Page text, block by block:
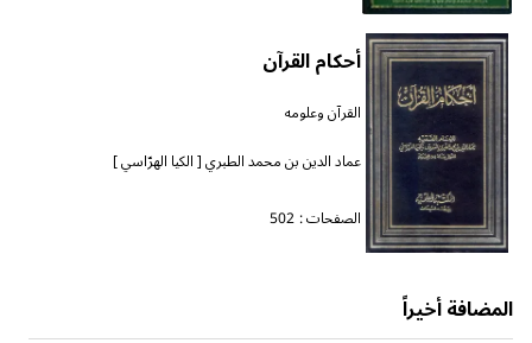
أحكام القرآن
القرآن وعلومه
عماد الدين بن محمد الطبري [ الكيا الهرّاسي ]
الصفحات : 502
المضافة أخيراً